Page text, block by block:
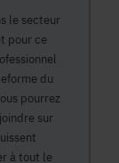
le secteur
pour ce
du
pourrez
sur
à tout le